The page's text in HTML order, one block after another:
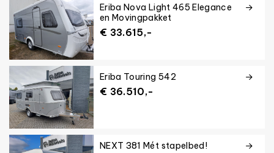
Eriba Nova Light 465 Elegance
en Movingpakket
€ 33.615,-
Eriba Touring 542
€ 36.510,-
NEXT 381 Mét stapelbed!